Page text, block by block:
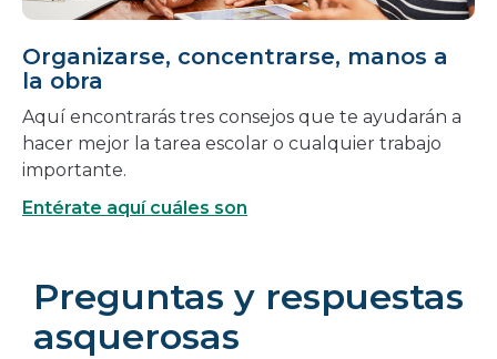
Organizarse, concentrarse, manos a
la obra
Aquí encontrarás tres consejos que te ayudarán a
hacer mejor la tarea escolar o cualquier trabajo
importante.
Entérate aquí cuáles son
Preguntas y respuestas
asquerosas